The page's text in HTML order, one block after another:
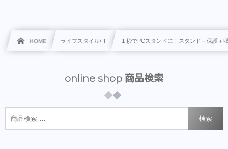
HOME ライフスタイル/IT １秒でPCスタンドに！スタンド＋保護＋
online shop 商品検索
検索